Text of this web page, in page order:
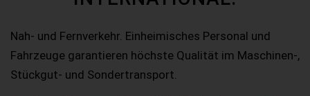
Nah- und Fernverkehr. Einheimisches Personal und
Fahrzeuge garantieren höchste Qualität im Maschinen-,
Stückgut- und Sondertransport.